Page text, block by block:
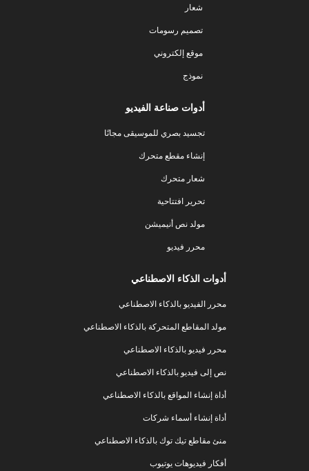
شعار
تصميم رسومات
موقع إلكتروني
نموذج
أدوات صناعة الفيديو
تجسيد بصري للموسيقى مجانًا
إنشاء مقطع متحرك
شعار متحرك
تحرير افتتاحية
مولد نص أنيميشن
محرر فيديو
أدوات الذكاء الاصطناعي
محرر الفيديو بالذكاء الاصطناعي
مولد المقاطع المتحركة بالذكاء الاصطناعي
محرر فيديو بالذكاء الاصطناعي
نص إلى فيديو بالذكاء الاصطناعي
أداة إنشاء المواقع بالذكاء الاصطناعي
أداة إنشاء أسماء شركات
منئ مقاطع تيك توك بالذكاء الاصطناعي
أفكار فيديوهات يوتيوب